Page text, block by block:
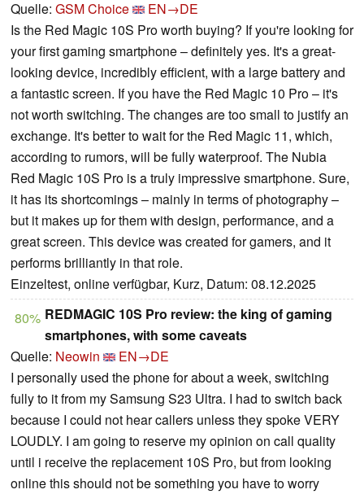
Quelle: GSM Choice
EN→DE
Is the Red Magic 10S Pro worth buying? If you're looking for
your first gaming smartphone – definitely yes. It's a great-
looking device, incredibly efficient, with a large battery and
a fantastic screen. If you have the Red Magic 10 Pro – it's
not worth switching. The changes are too small to justify an
exchange. It's better to wait for the Red Magic 11, which,
according to rumors, will be fully waterproof. The Nubia
Red Magic 10S Pro is a truly impressive smartphone. Sure,
it has its shortcomings – mainly in terms of photography –
but it makes up for them with design, performance, and a
great screen. This device was created for gamers, and it
performs brilliantly in that role.
Einzeltest, online verfügbar, Kurz, Datum: 08.12.2025
80% REDMAGIC 10S Pro review: the king of gaming
smartphones, with some caveats
Quelle: Neowin
EN→DE
I personally used the phone for about a week, switching
fully to it from my Samsung S23 Ultra. I had to switch back
because I could not hear callers unless they spoke VERY
LOUDLY. I am going to reserve my opinion on call quality
until i receive the replacement 10S Pro, but from looking
online this should not be something you have to worry